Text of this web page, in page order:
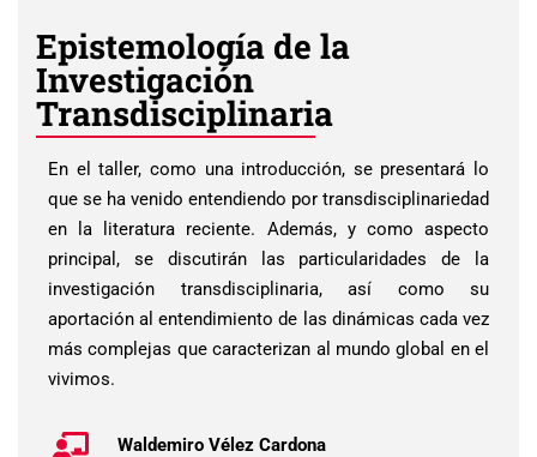
Epistemología de la
Investigación
Transdisciplinaria
En el taller, como una introducción, se presentará lo
que se ha venido entendiendo por transdisciplinariedad
en la literatura reciente. Además, y como aspecto
principal, se discutirán las particularidades de la
investigación transdisciplinaria, así como su
aportación al entendimiento de las dinámicas cada vez
más complejas que caracterizan al mundo global en el
vivimos.
Waldemiro Vélez Cardona